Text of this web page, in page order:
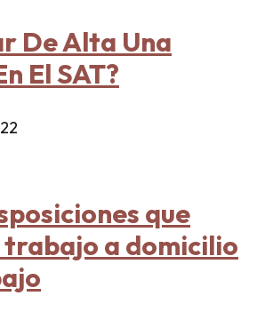
De Alta Una
El SAT?
que
trabajo a domicilio